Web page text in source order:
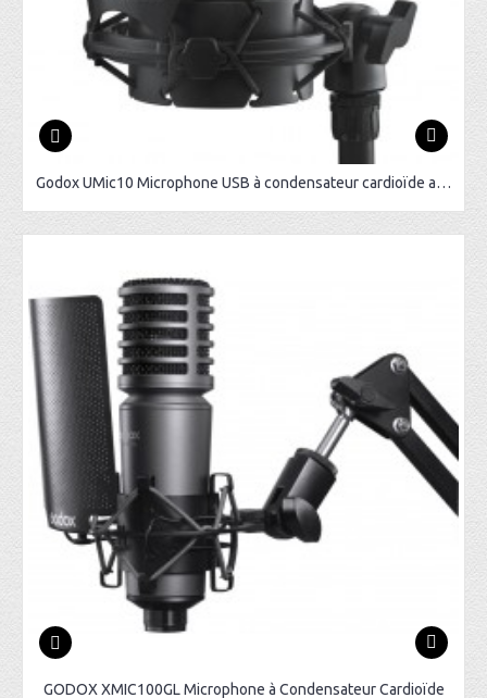
Godox UMic10 Microphone USB à condensateur cardioïde avec suspension antichoc et filtre anti-pop
GODOX XMIC100GL Microphone à Condensateur Cardioïde